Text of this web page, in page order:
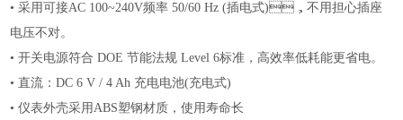
• 采用可接AC 100~240V频率 50/60 Hz (插电式)，不用担心插座
电压不对。
• 开关电源符合 DOE 节能法规 Level 6标准，高效率低耗能更省电。
• 直流：DC 6 V / 4 Ah 充电电池(充电式)
• 仪表外壳采用ABS塑钢材质，使用寿命长